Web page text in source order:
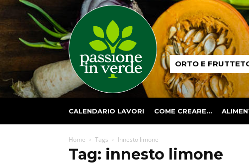
Passione
in ORTO E
CALENDARIO LAVORI COME CREARE…
Home Tags Innesto limone
Tag: innesto limone